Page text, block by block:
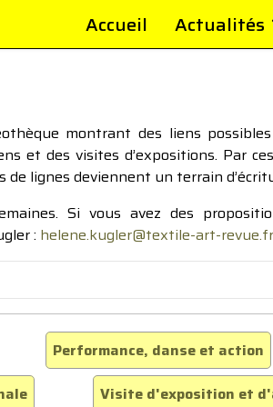
Accueil Actualités
montrant des liens
et des visites d’expositions. Par
lignes deviennent un terrain
Si vous avez des
: helene.kugler@textile-art-revue.fr
Performance, danse et action
Visite d'exposition et